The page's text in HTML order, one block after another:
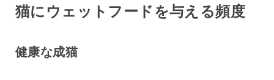
猫にウェットフードを与える頻度
健康な成猫